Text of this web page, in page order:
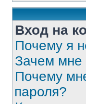
Вход на
Почему я
Зачем мне
Почему
пароля?